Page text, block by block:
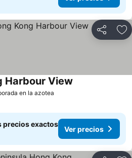
Compartir
en la azotea
Harbour View
precios exactos
Ver precios